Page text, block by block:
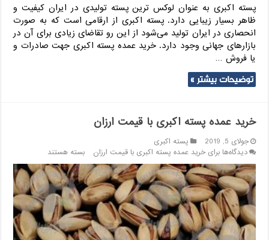
پسته اکبری به عنوان لوکس ترین پسته تولیدی در ایران کیفیت و
ظاهر بسیار زیبایی دارد. پسته اکبری از ارقامی است که به صورت
انحصاری در ایران تولید می‌شود از این رو تقاضای زیادی برای آن در
بازارهای جهانی وجود دارد. خرید عمده پسته اکبری جهت صادرات و
یا فروش …
توضیحات بیشتر »
خرید عمده پسته اکبری با قیمت ارزان
جولای 5, 2019
پسته اکبری
دیدگاه‌هابرای خرید عمده پسته اکبری با قیمت ارزان بسته هستند